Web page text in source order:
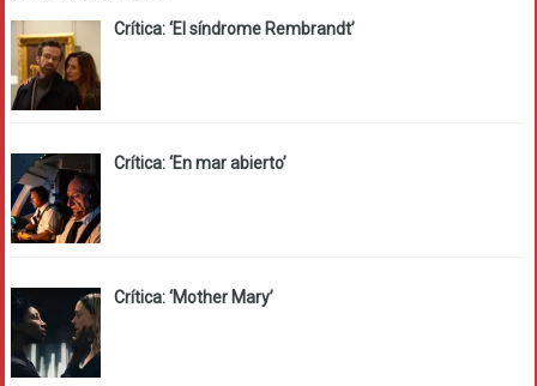
Crítica: ‘El síndrome Rembrandt’
Crítica: ‘En mar abierto’
Crítica: ‘Mother Mary’